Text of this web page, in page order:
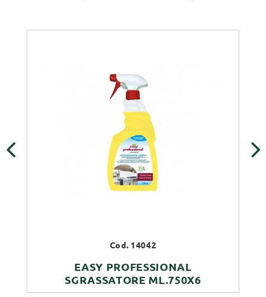
Cod. 14042
EASY PROFESSIONAL
SGRASSATORE ML.750X6